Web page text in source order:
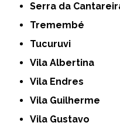
Serra da
Tremembé
Tucuruvi
Vila Albertina
Vila Endres
Vila Guilherme
Vila Gustavo